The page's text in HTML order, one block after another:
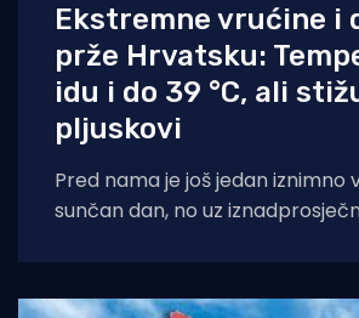
Ekstremne vrućine i
prže Hrvatsku:
idu i do 39 °C, ali
pljuskovi
Pred nama je još jedan iznimno
sunčan dan, no uz